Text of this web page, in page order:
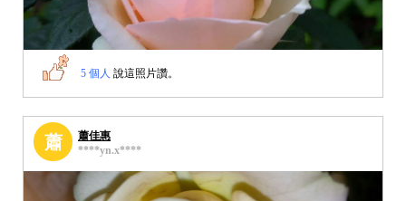
5 個人 說這照片讚。
蕭
蕭佳惠
****yn.x****